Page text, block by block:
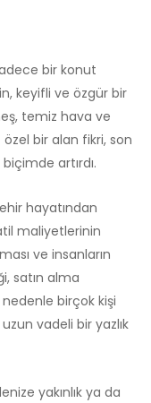
bir konut
keyifli ve özgür bir
temiz hava ve
bir alan fikri, son
artırdı.
hayatından
maliyetlerinin
ve insanların
satın alma
birçok kişi
vadeli bir yazlık
yakınlık ya da